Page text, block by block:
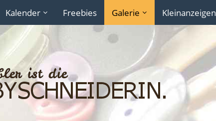
Kalender Freebies Galerie Kleinanzeigen